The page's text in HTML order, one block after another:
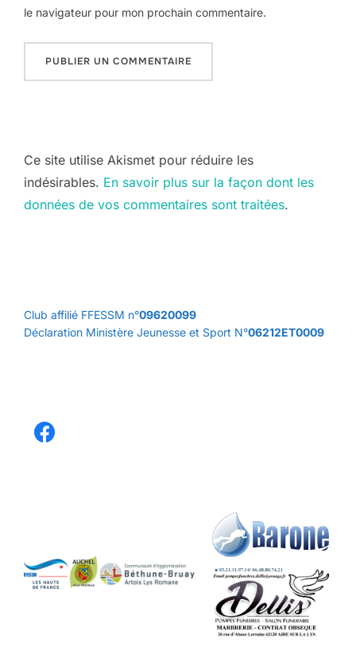
le navigateur pour mon prochain commentaire.
Ce site utilise Akismet pour réduire les
indésirables. En savoir plus sur la façon dont les
données de vos commentaires sont traitées.
Club affilié FFESSM n°09620099
Déclaration Ministère Jeunesse et Sport N°06212ET0009